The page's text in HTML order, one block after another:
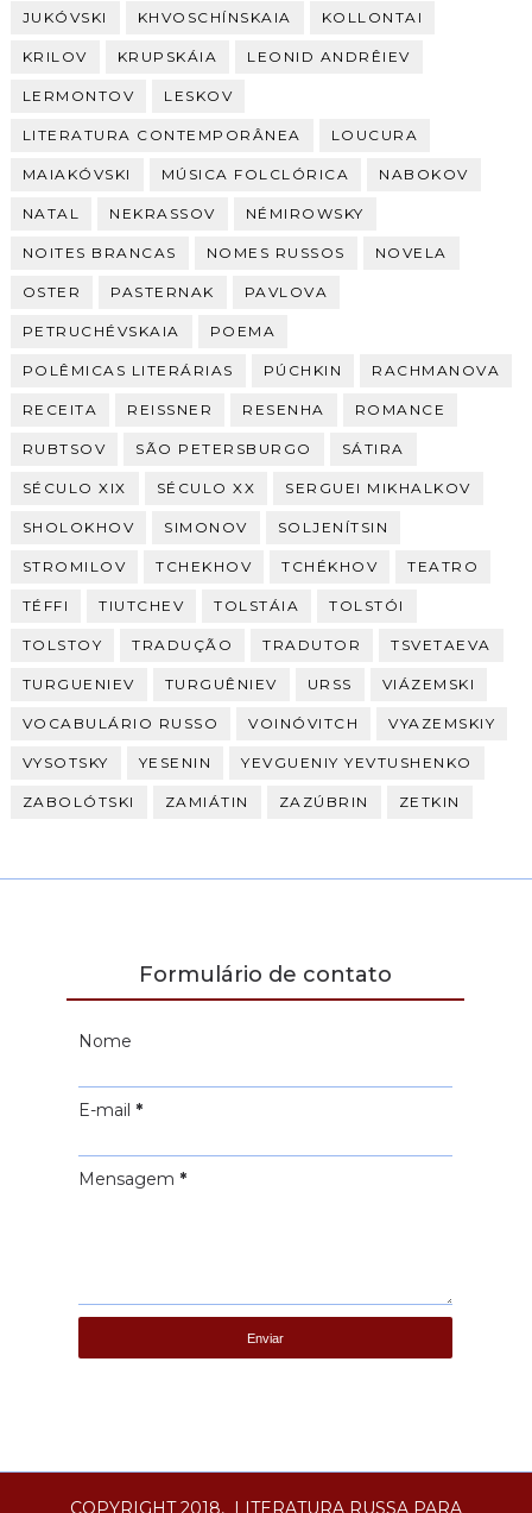
JUKÓVSKI KHVOSCHÍNSKAIA KOLLONTAI
KRILOV KRUPSKÁIA LEONID ANDRÊIEV
LERMONTOV LESKOV
LITERATURA CONTEMPORÂNEA LOUCURA
MAIAKÓVSKI MÚSICA FOLCLÓRICA NABOKOV
NATAL NEKRASSOV NÉMIROWSKY
NOITES BRANCAS NOMES RUSSOS NOVELA
OSTER PASTERNAK PAVLOVA
PETRUCHÉVSKAIA POEMA
POLÊMICAS LITERÁRIAS PÚCHKIN RACHMANOVA
RECEITA REISSNER RESENHA ROMANCE
RUBTSOV SÃO PETERSBURGO SÁTIRA
SÉCULO XIX SÉCULO XX SERGUEI MIKHALKOV
SHOLOKHOV SIMONOV SOLJENÍTSIN
STROMILOV TCHEKHOV TCHÉKHOV TEATRO
TÉFFI TIUTCHEV TOLSTÁIA TOLSTÓI
TOLSTOY TRADUÇÃO TRADUTOR TSVETAEVA
TURGUENIEV TURGUÊNIEV URSS VIÁZEMSKI
VOCABULÁRIO RUSSO VOINÓVITCH VYAZEMSKIY
VYSOTSKY YESENIN YEVGUENIY YEVTUSHENKO
ZABOLÓTSKI ZAMIÁTIN ZAZÚBRIN ZETKIN
Formulário de contato
Nome
E-mail *
Mensagem *
COPYRIGHT 2018, LITERATURA RUSSA PARA